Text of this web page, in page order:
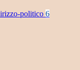
politico 6